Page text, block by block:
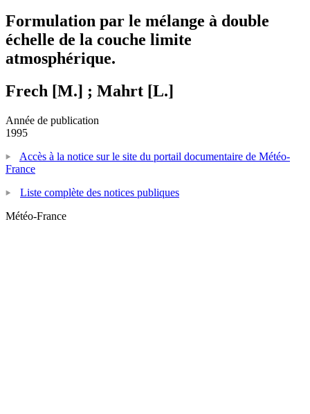
Formulation par le mélange à double
échelle de la couche limite
atmosphérique.
Frech [M.] ; Mahrt [L.]
Année de publication
1995
Accès à la notice sur le site du portail documentaire de Météo-
France
Liste complète des notices publiques
Météo-France